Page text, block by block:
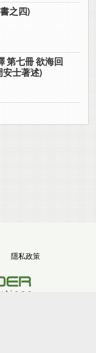
之四)
第七冊 欲海回
安士著述)
隱私政策